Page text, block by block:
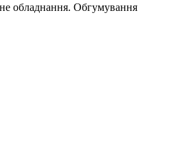
обладнання. Обгумування